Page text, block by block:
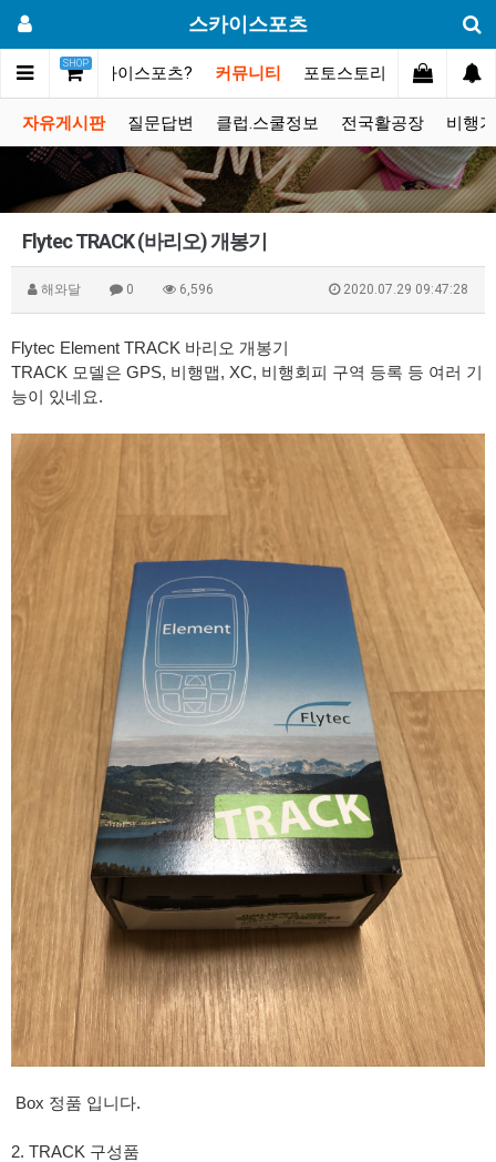
스카이스포츠
SHOP
메인 스카이스포츠? 커뮤니티 포토스토리 동영상갤러
자유게시판 질문답변 클럽.스쿨정보 전국활공장 비행
Flytec TRACK (바리오) 개봉기
해와달 0 6,596 2020.07.29 09:47:28
Flytec Element TRACK 바리오 개봉기
TRACK 모델은 GPS, 비행맵, XC, 비행회피 구역 등록 등 여러 기
능이 있네요.
Box 정품 입니다.
2. TRACK 구성품